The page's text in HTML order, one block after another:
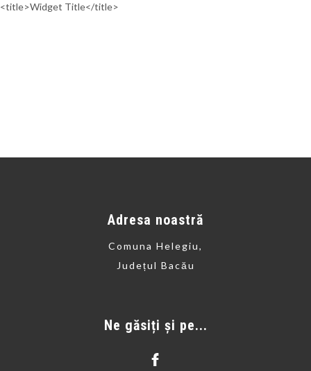
<title>Widget Title</title>
Adresa noastră
Comuna Helegiu,
Județul Bacău
Ne găsiți și pe...